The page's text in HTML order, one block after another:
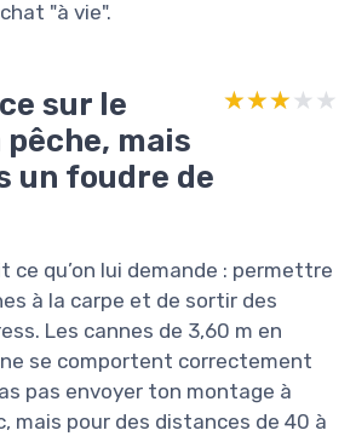
"à vie".
sur le
mais
un foudre de
★★★★★
★★★★★
ce qu’on lui demande : permettre
à la carpe et de sortir des
Les cannes de 3,60 m en
se comportent correctement
pas envoyer ton montage à
mais pour des distances de 40 à